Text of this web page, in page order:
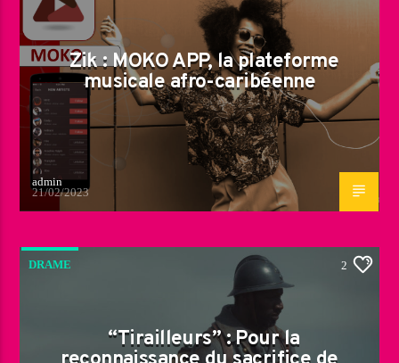
Zik : MOKO APP, la plateforme
musicale afro-caribéenne
admin
21/02/2023
DRAME 2
“Tirailleurs” : Pour la